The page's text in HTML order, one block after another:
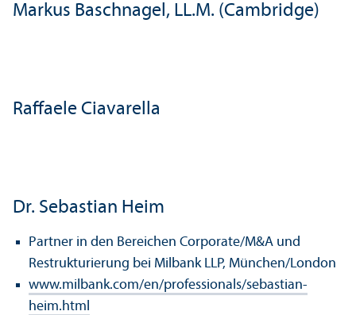
Markus Baschnagel, LL.M. (Cambridge)
Raffaele Ciavarella
Dr. Sebastian Heim
Partner in den Bereichen Corporate/M&A und
Restrukturierung bei Milbank LLP, München/London
www.milbank.com/en/professionals/sebastian-
heim.html